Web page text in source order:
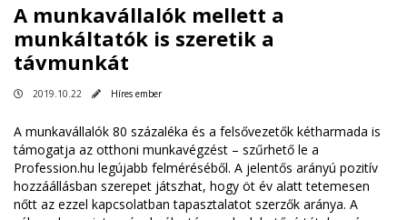
A munkavállalók mellett a
munkáltatók is szeretik a
távmunkát
2019.10.22 Híres ember
A munkavállalók 80 százaléka és a felsővezetők kétharmada is
támogatja az otthoni munkavégzést – szűrhető le a
Profession.hu legújabb felméréséből. A jelentős arányú pozitív
hozzáállásban szerepet játszhat, hogy öt év alatt tetemesen
nőtt az ezzel kapcsolatban tapasztalatot szerzők aránya. A